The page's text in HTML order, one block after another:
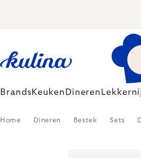
Brands Keuken Dineren
Home Dineren Bestek Sets